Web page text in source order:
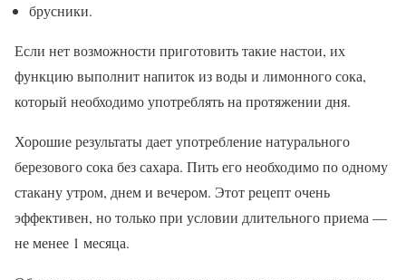
брусники.
Если нет возможности приготовить такие настои, их
функцию выполнит напиток из воды и лимонного сока,
который необходимо употреблять на протяжении дня.
Хорошие результаты дает употребление натурального
березового сока без сахара. Пить его необходимо по одному
стакану утром, днем и вечером. Этот рецепт очень
эффективен, но только при условии длительного приема —
не менее 1 месяца.